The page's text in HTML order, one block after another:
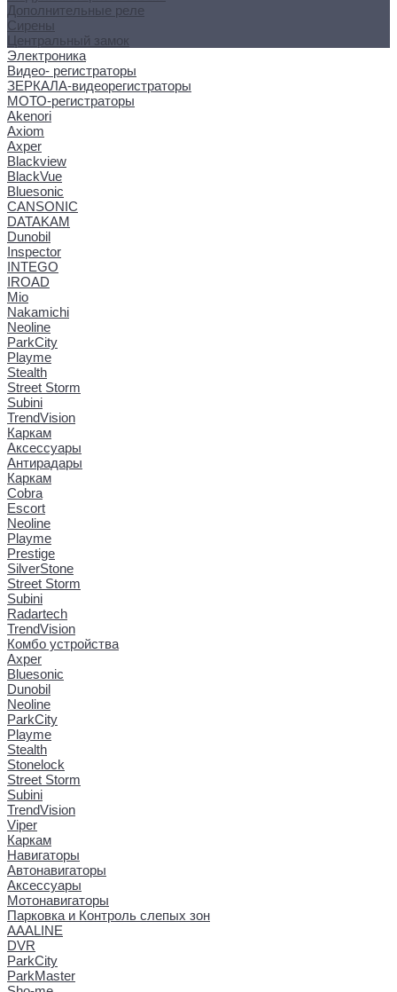
Дополнительные реле
Сирены
Центральный замок
Электроника
Видео- регистраторы
ЗЕРКАЛА-видеорегистраторы
МОТО-регистраторы
Akenori
Axiom
Axper
Blackview
BlackVue
Bluesonic
CANSONIC
DATAKAM
Dunobil
Inspector
INTEGO
IROAD
Mio
Nakamichi
Neoline
ParkCity
Playme
Stealth
Street Storm
Subini
TrendVision
Каркам
Аксессуары
Антирадары
Каркам
Cobra
Escort
Neoline
Playme
Prestige
SilverStone
Street Storm
Subini
Radartech
TrendVision
Комбо устройства
Axper
Bluesonic
Dunobil
Neoline
ParkCity
Playme
Stealth
Stonelock
Street Storm
Subini
TrendVision
Viper
Каркам
Навигаторы
Автонавигаторы
Аксессуары
Мотонавигаторы
Парковка и Контроль слепых зон
AAALINE
DVR
ParkCity
ParkMaster